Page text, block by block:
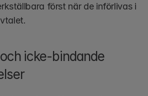
först när de införlivas i
icke-bindande